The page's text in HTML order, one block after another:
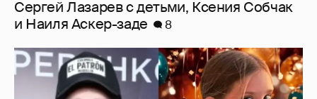
"Ей всё не так". Гарик Харламов